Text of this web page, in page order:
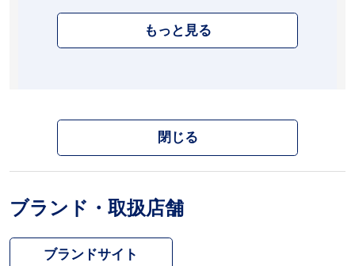
もっと見る
閉じる
ブランド・取扱店舗
ブランドサイト